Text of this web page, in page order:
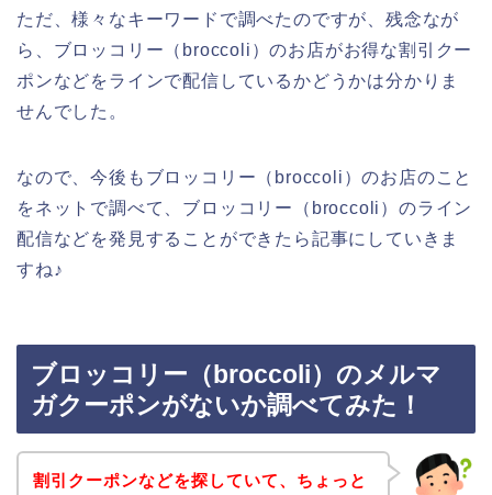
ただ、様々なキーワードで調べたのですが、残念なが
ら、ブロッコリー（broccoli）のお店がお得な割引クー
ポンなどをラインで配信しているかどうかは分かりま
せんでした。
なので、今後もブロッコリー（broccoli）のお店のこと
をネットで調べて、ブロッコリー（broccoli）のライン
配信などを発見することができたら記事にしていきま
すね♪
ブロッコリー（broccoli）のメルマ
ガクーポンがないか調べてみた！
割引クーポンなどを探していて、ちょっと